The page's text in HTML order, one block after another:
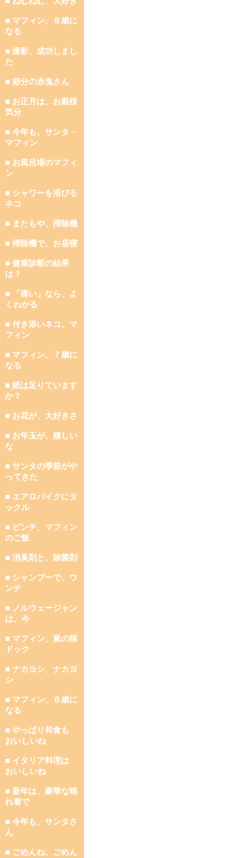
■ マフィン、８歳に
なる
■ 撮影、成功しまし
た
■ 節分の赤鬼さん
■ お正月は、お殿様
気分
■ 今年も、サンタ・
マフィン
■ お風呂場のマフィ
ン
■ シャワーを浴びる
ネコ
■ またもや、掃除機
■ 掃除機で、お昼寝
■ 健康診断の結果
は？
■ 「痛い」なら、よ
くわかる
■ 付き添いネコ、マ
フィン
■ マフィン、７歳に
なる
■ 紙は足りています
か？
■ お花が、大好きさ
■ お年玉が、嬉しい
な
■ サンタの季節がや
ってきた
■ エアロバイクにタ
ックル
■ ピンチ、マフィン
のご飯
■ 消臭剤と、除菌剤
■ シャンプーで、ウ
ンチ
■ ノルウェージャン
は、今
■ マフィン、嵐の猫
ドック
■ ナカヨシ、ナカヨ
シ
■ マフィン、６歳に
なる
■ やっぱり和食も
おいしいね
■ イタリア料理は
おいしいね
■ 新年は、豪華な晴
れ着で
■ 今年も、サンタさ
ん
■ ごめんね、ごめん